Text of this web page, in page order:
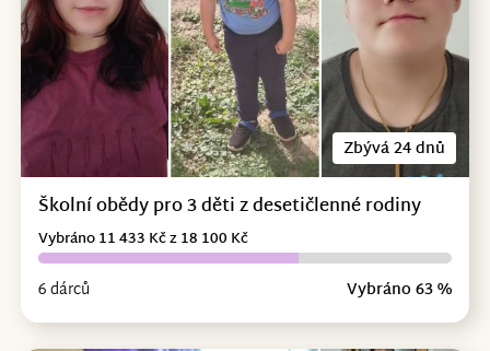
Zbývá 24 dnů
Školní obědy pro 3 děti z desetičlenné rodiny
6 dárců Vybráno 63 %
Vybráno 11 433 Kč z 18 100 Kč